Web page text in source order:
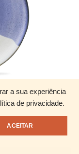
a sua experiência
de privacidade.
ACEITAR
Set of 4